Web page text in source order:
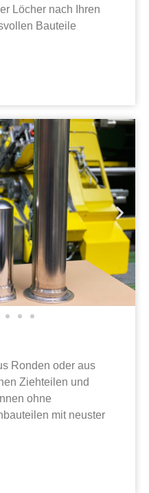
Löcher nach Ihren
Bauteile
Ronden oder aus
Ziehteilen und
ohne
mit neuster